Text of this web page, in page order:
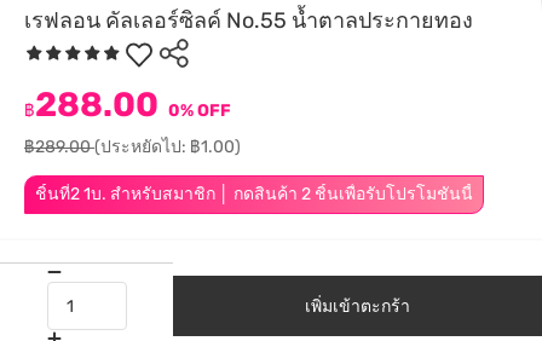
เรฟลอน คัลเลอร์ซิลค์ No.55 น้ำตาลประกายทอง
ชิ้นที่2 1บ. สำหรับสมาชิก │ กดสินค้า 2 ชิ้นเพื่อรับโปรโมชันนี้
฿288.00 0% OFF
฿289.00(ประหยัดไป: ฿1.00)
เพิ่มเข้าตะกร้า